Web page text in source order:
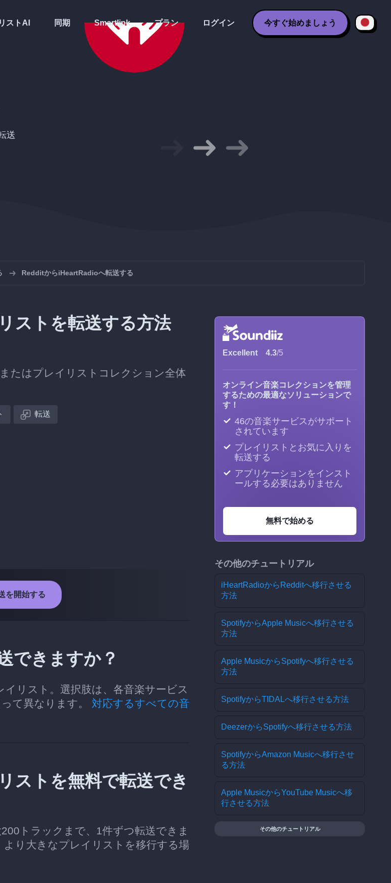
ストAI 同期 Smartlink プラン ログイン 今すぐ始めましょう
送
RedditからiHeartRadioへ転送する
ストを転送する方法
たはプレイリストコレクション全体
転送
を開始する
できますか？
リスト。選択肢は、各音楽サービス
て異なります。 対応するすべての音
ストを無料で転送でき
トラックまで、1件ずつ転送できま
り大きなプレイリストを移行する場
Excellent 4.3/5
オンライン音楽コレクションを管理
するための最適なソリューションで
す！
46の音楽サービスがサポート
されています
プレイリストとお気に入りを
転送する
アプリケーションをインスト
ールする必要はありません
無料で始める
その他のチュートリアル
iHeartRadioからRedditへ移行させる
方法
SpotifyからApple Musicへ移行させる
方法
Apple MusicからSpotifyへ移行させる
方法
SpotifyからTIDALへ移行させる方法
DeezerからSpotifyへ移行させる方法
SpotifyからAmazon Musicへ移行させ
る方法
Apple MusicからYouTube Musicへ移
行させる方法
その他のチュートリアル